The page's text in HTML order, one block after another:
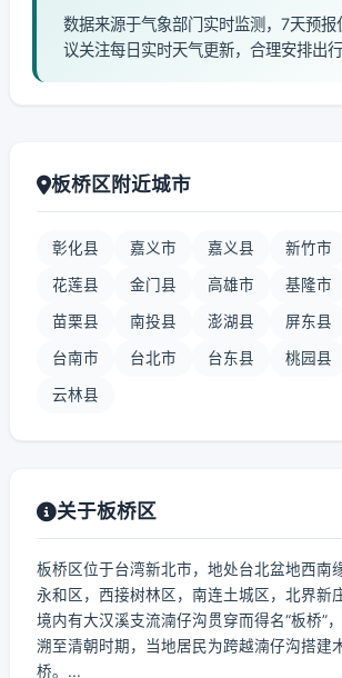
数据来源于气象部门实时监测，7天预报
议关注每日实时天气更新，合理安排出行
板桥区附近城市
彰化县 嘉义市 嘉义县 新竹市
花莲县 金门县 高雄市 基隆市
苗栗县 南投县 澎湖县 屏东县
台南市 台北市 台东县 桃园县
云林县
关于板桥区
板桥区位于台湾新北市，地处台北盆地西南
永和区，西接树林区，南连土城区，北界新
境内有大汉溪支流湳仔沟贯穿而得名“板桥”
溯至清朝时期，当地居民为跨越湳仔沟搭建
桥。...